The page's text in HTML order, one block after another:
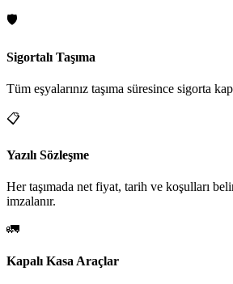
🛡️
Sigortalı Taşıma
Tüm eşyalarınız taşıma süresince sigorta
📋
Yazılı Sözleşme
Her taşımada net fiyat, tarih ve koşulları
imzalanır.
🚛
Kapalı Kasa Araçlar